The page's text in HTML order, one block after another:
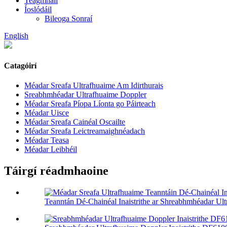
Íoslódáil
Bileoga Sonraí
English
Catagóirí
Méadar Sreafa Ultrafhuaime Am Idirthurais
Sreabhmhéadar Ultrafhuaime Doppler
Méadar Sreafa Píopa Líonta go Páirteach
Méadar Uisce
Méadar Sreafa Cainéal Oscailte
Méadar Sreafa Leictreamaighnéadach
Méadar Teasa
Méadar Leibhéil
Táirgí réadmhaoine
Teanntán Dé-Chainéal Inaistrithe ar Shreabhmhéadar